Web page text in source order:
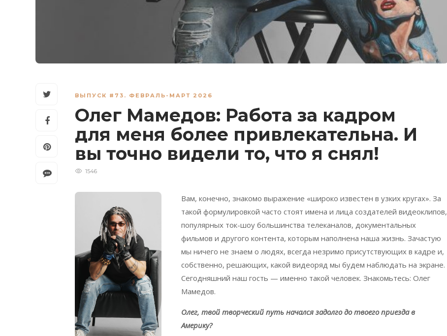
ВЫПУСК #73. ФЕВРАЛЬ-МАРТ 2026
Олег Мамедов: Работа за кадром
для меня более привлекательна. И
вы точно видели то, что я снял!
1546
Вам, конечно, знакомо выражение «широко известен в узких кругах». За
такой формулировкой часто стоят имена и лица создателей видеоклипов,
популярных ток-шоу большинства телеканалов, документальных
фильмов и другого контента, которым наполнена наша жизнь. Зачастую
мы ничего не знаем о людях, всегда незримо присутствующих в кадре и,
собственно, решающих, какой видеоряд мы будем наблюдать на экране.
Сегодняшний наш гость — именно такой человек. Знакомьтесь: Олег
Мамедов.
Олег, твой творческий путь начался задолго до твоего приезда в
Америку?